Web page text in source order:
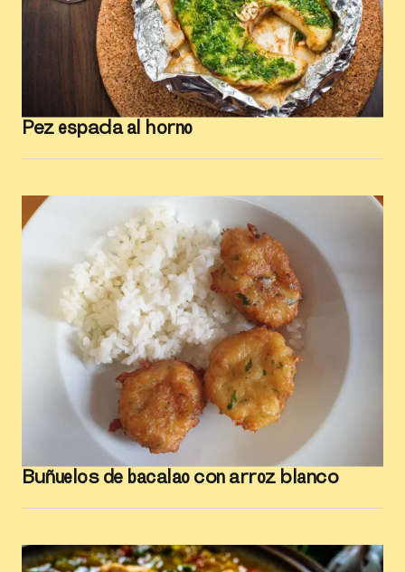
Pez espada al horno
Buñuelos de bacalao con arroz blanco